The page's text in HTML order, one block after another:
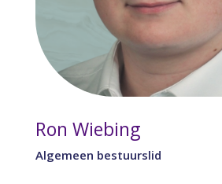
Ron Wiebing
Algemeen bestuurslid